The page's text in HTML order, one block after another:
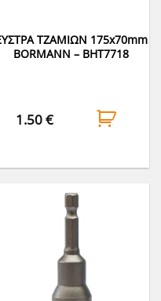
ΤΖΑΜΙΩΝ 175x70mm
BORMANN – BHT7718
1.50€